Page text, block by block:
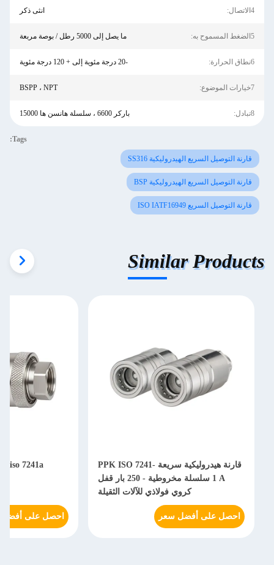
4الاتصال: انثى ذكر
5الضغط المسموح به: ما يصل إلى 5000 رطل / بوصة مربعة
6نطاق الحرارة: -20 درجة مئوية إلى + 120 درجة مئوية
7خيارات الموضوع: BSPP ، NPT
8تبادل: باركر 6600 ، سلسلة هانسن ها 15000
Tags:
قارنة التوصيل السريع الهيدروليكية SS316
قارنة التوصيل السريع الهيدروليكية BSP
قارنة التوصيل السريع ISO IATF16949
Similar Products
قارنة هيدروليكية سريعة PPK ISO 7241-
1 A سلسلة مخروطية - 250 بار قفل
كروي فولاذي للآلات الثقيلة
احصل على أفضل سعر احصل على